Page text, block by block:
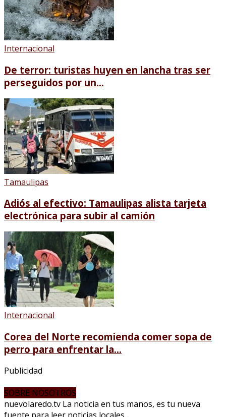
Internacional
De terror: turistas huyen en lancha tras ser
perseguidos por un...
Tamaulipas
Adiós al efectivo: Tamaulipas alista tarjeta
electrónica para subir al camión
Internacional
Corea del Norte recomienda comer sopa de
perro para enfrentar la...
Publicidad
SOBRE NOSOTROS
nuevolaredo.tv La noticia en tus manos, es tu nueva
fuente para leer noticias locales.